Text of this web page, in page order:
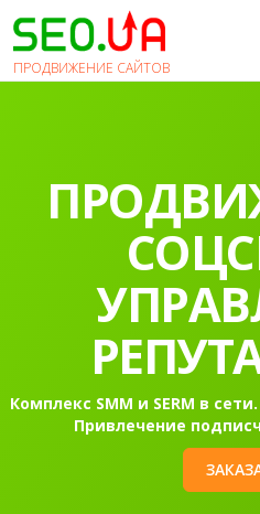
ПРОДВИЖЕНИЕ САЙТОВ
Комплекс SMM и SERM в
Привлечение